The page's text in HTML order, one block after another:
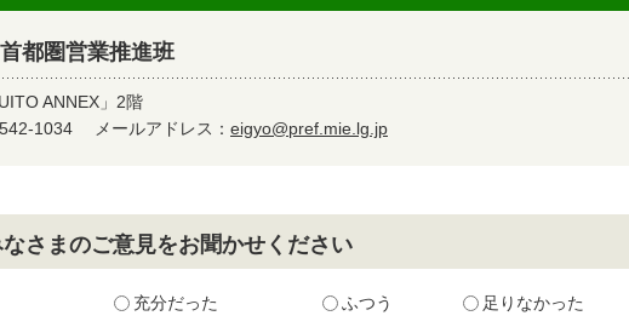
圏営業推進班
ANNEX」2階
1034 メールアドレス： eigyo@pref.mie.lg.jp
さまのご意見をお聞かせください
充分だった ふつう 足りなかった